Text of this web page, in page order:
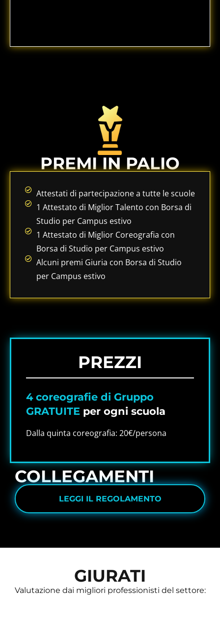
PREMI IN PALIO
Attestati di partecipazione a tutte le scuole
1 Attestato di Miglior Talento con Borsa di
Studio per Campus estivo
1 Attestato di Miglior Coreografia con
Borsa di Studio per Campus estivo
Alcuni premi Giuria con Borsa di Studio
per Campus estivo
PREZZI
4 coreografie di Gruppo
GRATUITE per ogni scuola
Dalla quinta coreografia: 20€/persona
COLLEGAMENTI
LEGGI IL REGOLAMENTO
GIURATI
Valutazione dai migliori professionisti del settore: